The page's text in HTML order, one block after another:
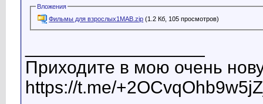
Вложения
Фильмы для взрослых1МАВ.zip (1.2 Кб, 105 просмотров)
Приходите в мою очень
https://t.me/